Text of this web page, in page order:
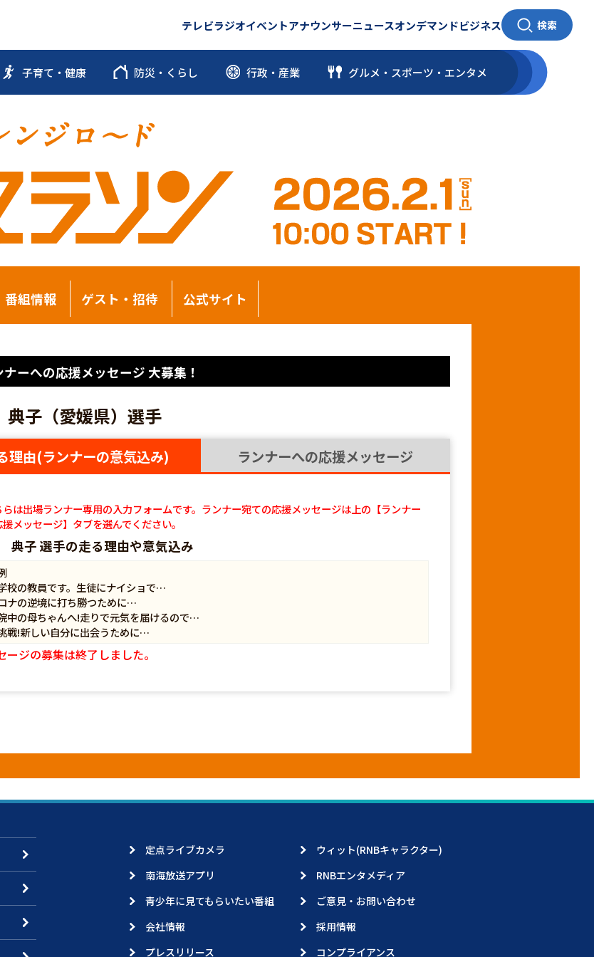
テレビラジオイベントアナウンサーニュースオンデマンドビジネス 検索
子育て・健康 防災・くらし 行政・産業 グルメ・スポーツ ・ エンタメ
番組情報 ゲスト・招待 公式サイト
ーへの応援メッセージ 大募集！
子（愛媛県）選手
理由(ランナーの意気込み) ランナーへの応援メッセージ
は出場ランナー専用の入力フォームです。ランナー宛ての応援メッセージは上の【ランナー
メッセージ】タブを選んでください。
典子 選手の走る理由や意気込み
校の教員です。生徒にナイショで…
ナの逆境に打ち勝つために…
中の母ちゃんへ!走りで元気を届けるので…
戦!新しい自分に出会うために…
ージの募集は終了しました。
定点ライブカメラ
ウィット(RNBキャラクター)
南海放送アプリ
RNBエンタメディア
青少年に見てもらいたい番組
ご意見・お問い合わせ
会社情報
採用情報
プレスリリース
コンプライアンス